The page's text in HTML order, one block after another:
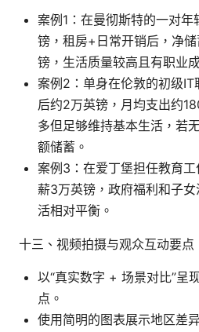
案例1：在曼彻斯特的一对
镑，租房+日常开销后，净
镑，生活质量较高且有职业
案例2：单身在伦敦的初级
后约2万英镑，月均支出约
多但足够维持基本生活，若
额储蓄。
案例3：在爱丁堡担任教育
薪3万英镑，政府福利和子
活相对平衡。
十三、视频拍摄与观众互动要点
以“真实数字 + 场景对比”呈
点。
使用简明的图表展示地区差